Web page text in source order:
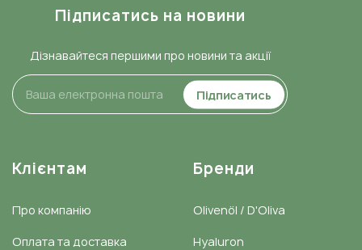
Клієнтам
Про компанію
Оплата та доставка
Бренди
Olivenöl / D'Oliva
Hyaluron
Підписатись на новини
Дізнавайтеся першими про новини та акції
Підписатись